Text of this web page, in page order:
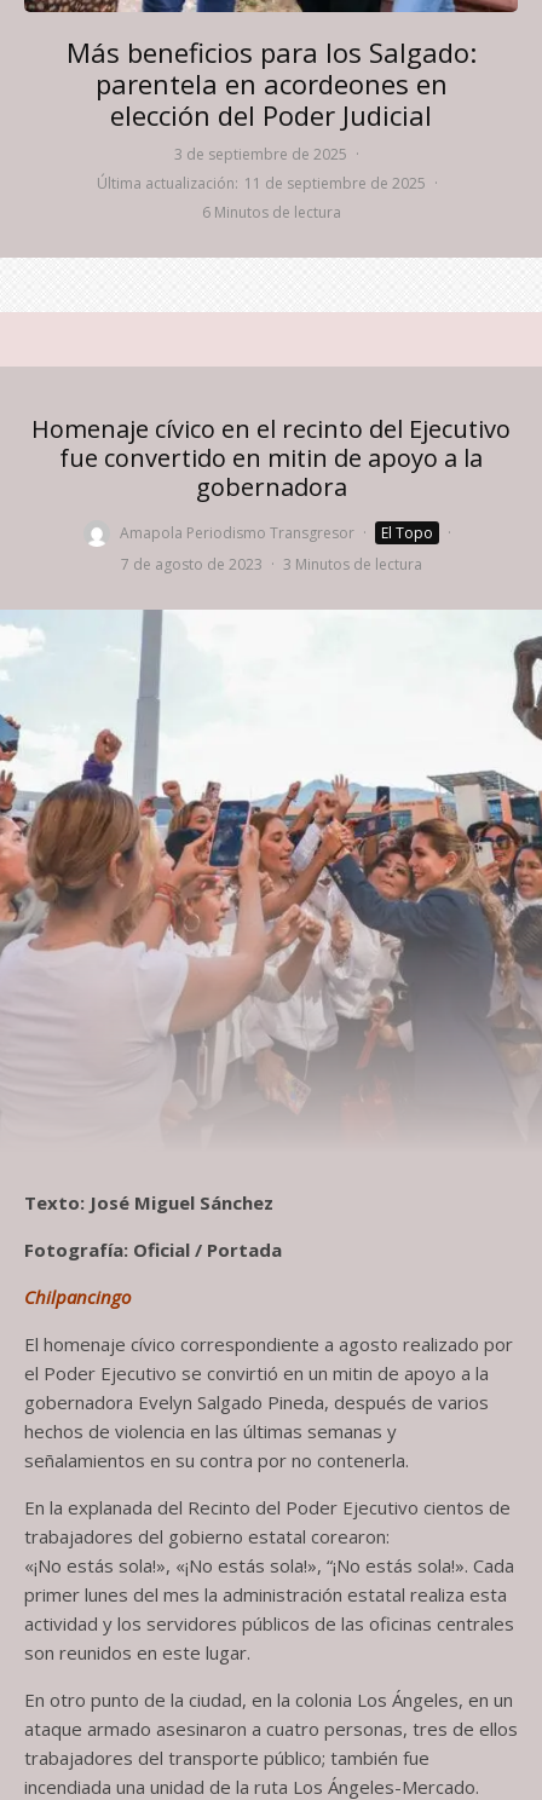
Más beneficios para los Salgado:
parentela en acordeones en
elección del Poder Judicial
3 de septiembre de 2025 ·
Última actualización: 11 de septiembre de 2025 ·
6 Minutos de lectura
Homenaje cívico en el recinto del Ejecutivo
fue convertido en mitin de apoyo a la
gobernadora
Amapola Periodismo Transgresor · El Topo
·
7 de agosto de 2023 · 3 Minutos de lectura
Texto: José Miguel Sánchez
Fotografía: Oficial / Portada
Chilpancingo
El homenaje cívico correspondiente a agosto realizado por
el Poder Ejecutivo se convirtió en un mitin de apoyo a la
gobernadora Evelyn Salgado Pineda, después de varios
hechos de violencia en las últimas semanas y
señalamientos en su contra por no contenerla.
En la explanada del Recinto del Poder Ejecutivo cientos de
trabajadores del gobierno estatal corearon:
«¡No estás sola!», «¡No estás sola!», “¡No estás sola!». Cada
primer lunes del mes la administración estatal realiza esta
actividad y los servidores públicos de las oficinas centrales
son reunidos en este lugar.
En otro punto de la ciudad, en la colonia Los Ángeles, en un
ataque armado asesinaron a cuatro personas, tres de ellos
trabajadores del transporte público; también fue
incendiada una unidad de la ruta Los Ángeles-Mercado.